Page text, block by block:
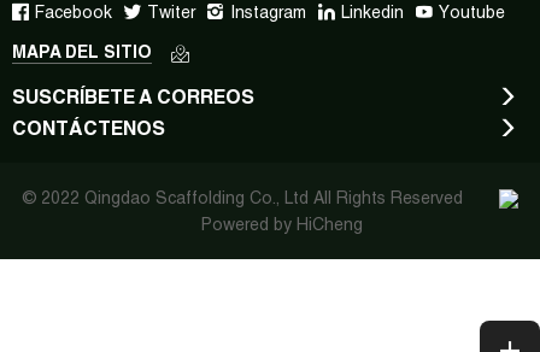
Facebook Twiter Instagram Linkedin Youtube
MAPA DEL SITIO
SUSCRÍBETE A CORREOS
CONTÁCTENOS
© 2022 Qingdao Scaffolding Co., Ltd All Rights Reserved
Powered by HiCheng